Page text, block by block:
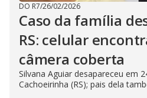
DO R7/26/02/2026
Caso da família
RS: celular
câmera coberta
Silvana Aguiar desapareceu em
Cachoeirinha (RS); pais dela